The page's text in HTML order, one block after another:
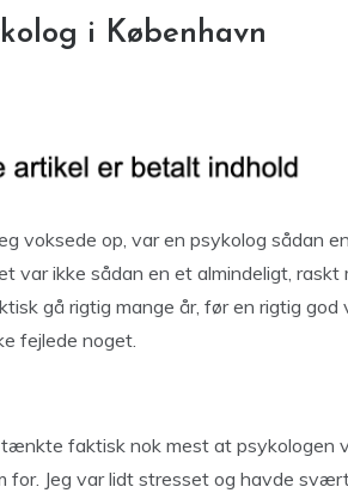
i København
voksede op, var en psykolog sådan
var ikke sådan en et almindeligt, raskt
gå rigtig mange år, før en rigtig god
fejlede noget.
tænkte faktisk nok mest at psykologen
for. Jeg var lidt stresset og havde